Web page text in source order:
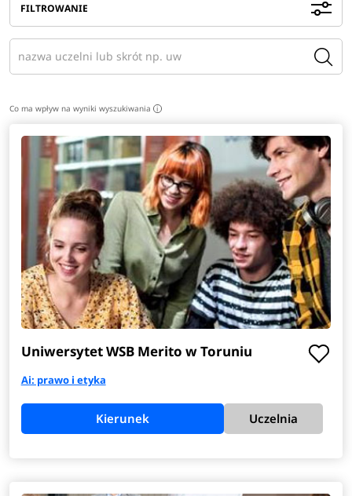
FILTROWANIE
Co ma wpływ na wyniki wyszukiwania i
Uniwersytet WSB Merito w Toruniu
Ai: prawo i etyka
Kierunek Uczelnia